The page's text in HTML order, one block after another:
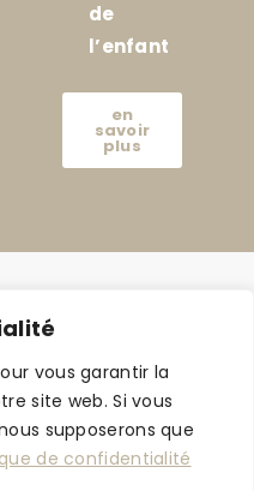
vous garantir la
site web. Si vous
supposerons que
de confidentialité
de
l’enfant
en
savoir
plus
| Made with love byJonathan